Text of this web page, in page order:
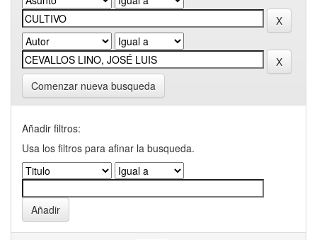
Comenzar nueva busqueda
Añadir filtros:
Usa los filtros para afinar la busqueda.